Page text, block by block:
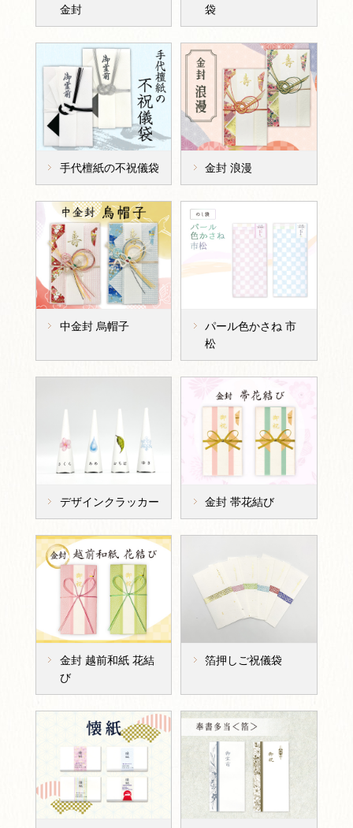
金封
袋
手代檀紙の不祝儀袋 金封 浪漫
中金封 烏帽子
パール色かさね 市
松
デザインクラッカー 金封 帯花結び
金封 越前和紙 花結
び
箔押しご祝儀袋